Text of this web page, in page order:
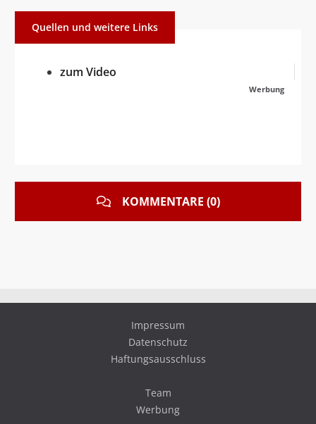
Quellen und weitere Links
zum Video
Werbung
KOMMENTARE (0)
Impressum
Datenschutz
Haftungsausschluss
Team
Werbung